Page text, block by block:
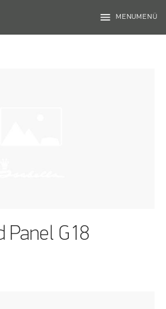
menu MENUMENÜ
Panel G18